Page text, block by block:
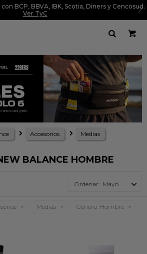
con BCP, BBVA, IBK, Scotia, Diners y Cencosud.
Ver TyC
Accesorios Medias
BALANCE HOMBRE
Mayor precio
Medias Género: Hombre